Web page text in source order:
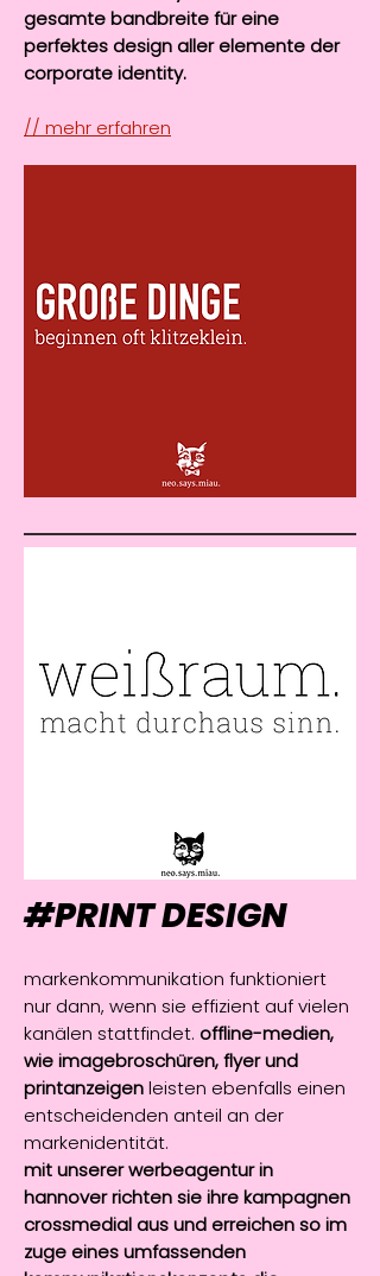
gesamte bandbreite für eine
perfektes design aller elemente der
corporate identity.
// mehr erfahren
#PRINT DESIGN
markenkommunikation funktioniert
nur dann, wenn sie effizient auf vielen
kanälen stattfindet. offline-medien,
wie imagebroschüren, flyer und
printanzeigenleisten ebenfalls einen
entscheidenden anteil an der
markenidentität.
mit unserer werbeagentur in
hannover richten sie ihre kampagnen
crossmedial aus und erreichen so im
zuge eines umfassenden